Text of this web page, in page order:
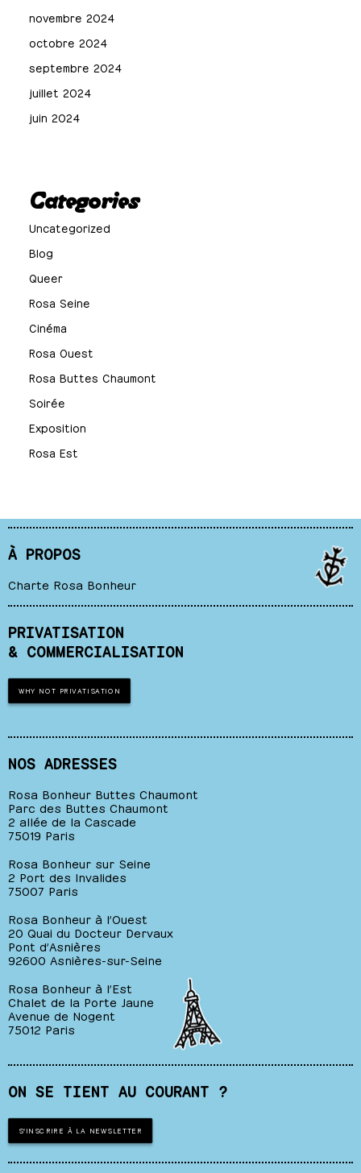
novembre 2024
octobre 2024
septembre 2024
juillet 2024
juin 2024
Categories
Uncategorized
Blog
Queer
Rosa Seine
Cinéma
Rosa Ouest
Rosa Buttes Chaumont
Soirée
Exposition
Rosa Est
À PROPOS
Charte Rosa Bonheur
PRIVATISATION
& COMMERCIALISATION
WHY NOT PRIVATISATION
NOS ADRESSES
Rosa Bonheur Buttes Chaumont
Parc des Buttes Chaumont
2 allée de la Cascade
75019 Paris
Rosa Bonheur sur Seine
2 Port des Invalides
75007 Paris
Rosa Bonheur à l’Ouest
20 Quai du Docteur Dervaux
Pont d’Asnières
92600 Asnières-sur-Seine
Rosa Bonheur à l’Est
Chalet de la Porte Jaune
Avenue de Nogent
75012 Paris
ON SE TIENT AU COURANT ?
S'INSCRIRE À LA NEWSLETTER